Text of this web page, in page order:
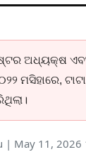
ଅଧ୍ୟକ୍ଷ
ମସିହାରେ,
| May 11, 2026